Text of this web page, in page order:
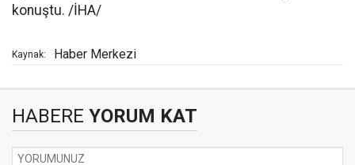
konuştu. /İHA/
Kaynak: Haber Merkezi
HABERE YORUM KAT